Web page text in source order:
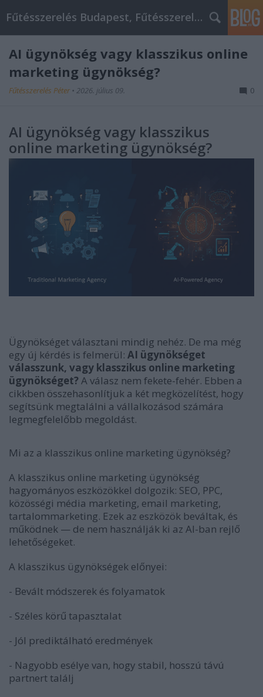
Fűtésszerelés Budapest, Fűtésszerelő - Péter Segít
AI ügynökség vagy klasszikus online
marketing ügynökség?
Fűtésszerelés Péter • 2026. július 09. 0
AI ügynökség vagy klasszikus
online marketing ügynökség?
Ügynökséget választani mindig nehéz. De ma még
egy új kérdés is felmerül: AI ügynökséget
válasszunk, vagy klasszikus online marketing
ügynökséget?A válasz nem fekete-fehér. Ebben a
cikkben összehasonlítjuk a két megközelítést, hogy
segítsünk megtalálni a vállalkozásod számára
legmegfelelőbb megoldást.
Mi az a klasszikus online marketing ügynökség?
A klasszikus online marketing ügynökség
hagyományos eszközökkel dolgozik: SEO, PPC,
közösségi média marketing, email marketing,
tartalommarketing. Ezek az eszközök beváltak, és
működnek — de nem használják ki az AI-ban rejlő
lehetőségeket.
A klasszikus ügynökségek előnyei:
- Bevált módszerek és folyamatok
- Széles körű tapasztalat
- Jól prediktálható eredmények
- Nagyobb esélye van, hogy stabil, hosszú távú
partnert találj